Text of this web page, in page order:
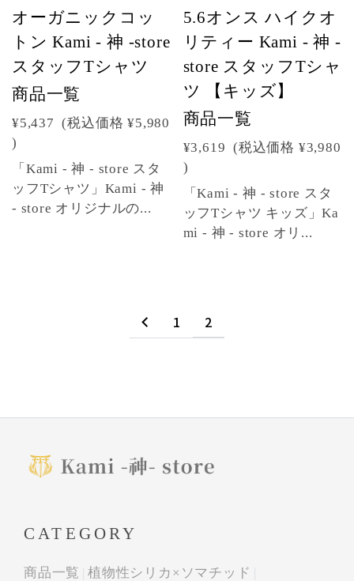
オーガニックコッ
トン Kami - 神 -store
スタッフTシャツ
商品一覧
¥5,437 (税込価格 ¥5,980
)
「Kami - 神 - store スタ
ッフTシャツ」Kami - 神
- store オリジナルの...
5.6オンス ハイクオ
リティー Kami - 神 -
store スタッフTシャ
ツ 【キッズ】
商品一覧
¥3,619 (税込価格 ¥3,980
)
「Kami - 神 - store スタ
ッフTシャツ キッズ」Ka
mi - 神 - store オリ...
1 2
CATEGORY
商品一覧
植物性シリカ×ソマチッド